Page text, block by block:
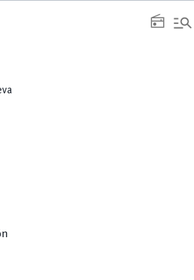
radio manage_search